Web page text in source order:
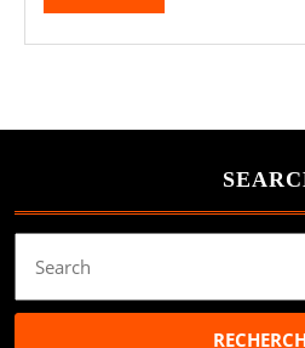
for: